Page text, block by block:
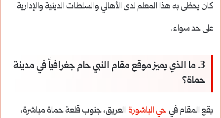
كان يحظى به هذا المعلم لدى الأهالي والسلطات الدينية والإدارية
على حد سواء.
3. ما الذي يميز موقع مقام النبي حام جغرافياً في مدينة
حماة؟
يقع المقام في حي الباشورة العريق، جنوب قلعة حماة مباشرة،